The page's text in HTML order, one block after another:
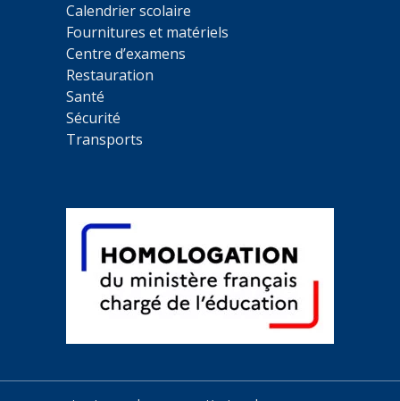
Calendrier scolaire
Fournitures et matériels
Centre d’examens
Restauration
Santé
Sécurité
Transports